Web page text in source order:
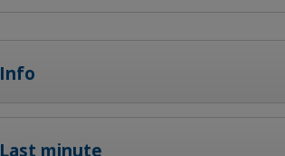
Info
Last minute